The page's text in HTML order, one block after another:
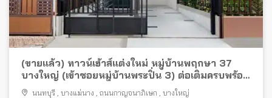
(ขายแล้ว) ทาวน์เฮ้าส์แต่งใหม่ หมู่บ้านพฤกษา 37
บางใหญ่ (เข้าซอยหมู่บ้านพระปิ่น 3) ต่อเติมครบพร้อม
อยู่ ใกล้เซ็นทรัล เวสต์เกตและรถไฟฟ้า
นนทบุรี บางแม่นาง ถนนกาญจนาภิเษก บางใหญ่